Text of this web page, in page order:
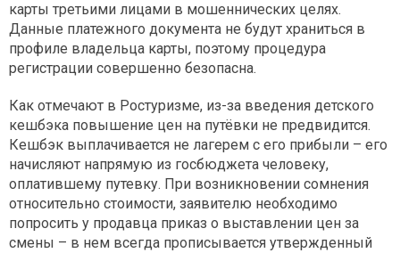
карты третьими лицами в мошеннических целях.
Данные платежного документа не будут храниться в
профиле владельца карты, поэтому процедура
регистрации совершенно безопасна.
Как отмечают в Ростуризме, из-за введения детского
кешбэка повышение цен на путёвки не предвидится.
Кешбэк выплачивается не лагерем с его прибыли – его
начисляют напрямую из госбюджета человеку,
оплатившему путевку. При возникновении сомнения
относительно стоимости, заявителю необходимо
попросить у продавца приказ о выставлении цен за
смены – в нем всегда прописывается утвержденный